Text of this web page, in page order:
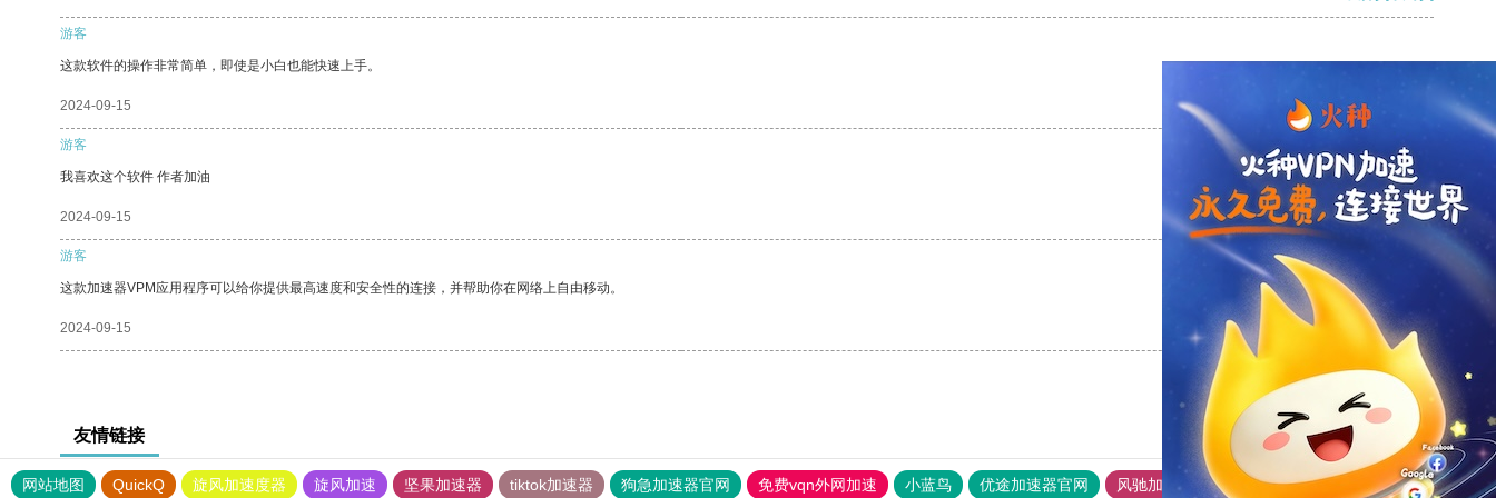
游客
这款软件的操作非常简单，即使是小白也能快速上手。
2024-09-15 支持
游客
我喜欢这个软件 作者加油
2024-09-15 支持[0] 反对[0]
游客
这款加速器VPM应用程序可以给你提供最高速度和安全性的连接，并帮助你在网络上自由移动。
2024-09-15 支持[0] 反对[0]
友情链接
网站地图 QuickQ 旋风加速度器 旋风加速 坚果加速器 tiktok加速器 狗急加速器官网 免费vqn外网加速 小蓝鸟 优途加速器官网 风驰加速器 旋风加速器